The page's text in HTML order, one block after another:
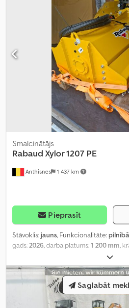
Anthisnes 1 437 km
Smalcinātājs
Rabaud Xylor 1207 PE
Pieprasīt
Stāvoklis: jauns, Funkcionalitāte:
gads:2026, darba platums:1 200 mm,
mobilais,
Saglabāt